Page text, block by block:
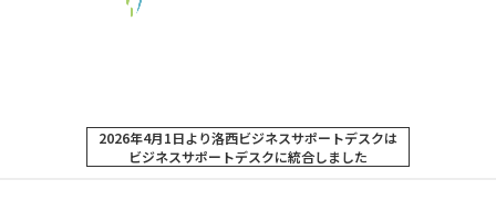
2026年4月1日より洛西ビジネスサポートデスクは
ビジネスサポートデスクに統合しました